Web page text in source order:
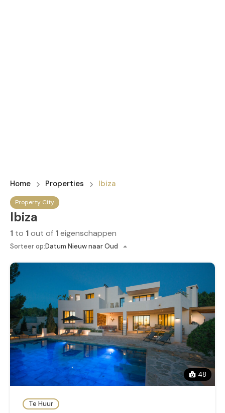
Home Properties Ibiza
Property City
Ibiza
1 to 1out of 1eigenschappen
Sorteer op:Datum Nieuw naar Oud
48
Te Huur